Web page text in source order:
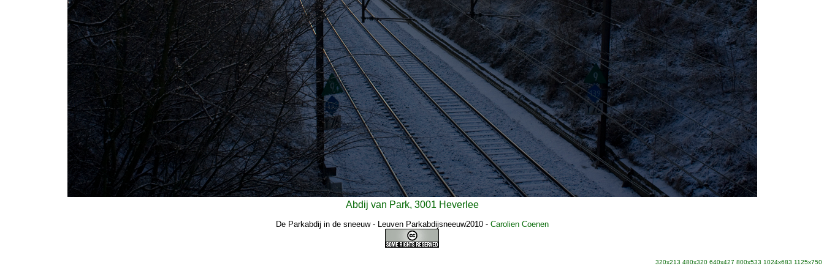
Abdij van Park, 3001 Heverlee
De Parkabdij in de sneeuw - Leuven Parkabdijsneeuw2010- Carolien Coenen
320x213 480x320 640x427 800x533 1024x683 1125x750